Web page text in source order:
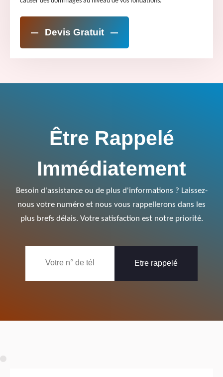
Devis Gratuit
Être Rappelé
Immédiatement
Besoin d'assistance ou de plus d'informations ? Laissez-
nous votre numéro et nous vous rappellerons dans les
plus brefs délais. Votre satisfaction est notre priorité.